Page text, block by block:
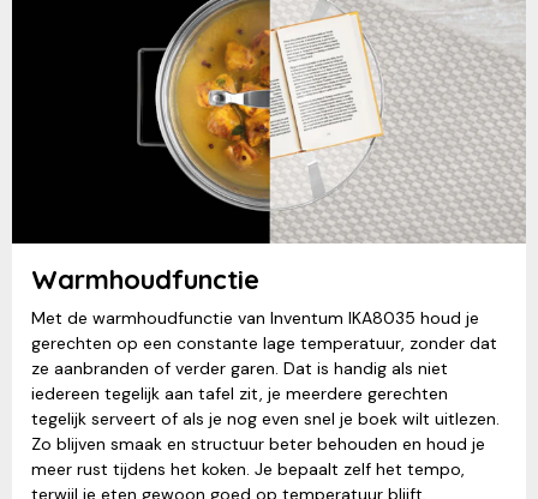
Warmhoudfunctie
Met de warmhoudfunctie van Inventum IKA8035 houd je
gerechten op een constante lage temperatuur, zonder dat
ze aanbranden of verder garen. Dat is handig als niet
iedereen tegelijk aan tafel zit, je meerdere gerechten
tegelijk serveert of als je nog even snel je boek wilt uitlezen.
Zo blijven smaak en structuur beter behouden en houd je
meer rust tijdens het koken. Je bepaalt zelf het tempo,
terwijl je eten gewoon goed op temperatuur blijft.